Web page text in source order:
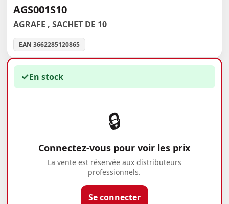
AGS001S10
AGRAFE , SACHET DE 10
EAN 3662285120865
✓En stock
🔒
Connectez-vous pour voir les prix
La vente est réservée aux distributeurs
professionnels.
Se connecter